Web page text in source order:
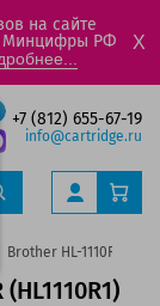
на сайте
Минцифры РФ
X
+7 (812) 655-67-19
info@cartridge.ru
Brother HL-1110R